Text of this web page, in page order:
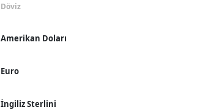
Döviz
Amerikan Doları
Euro
İngiliz Sterlini